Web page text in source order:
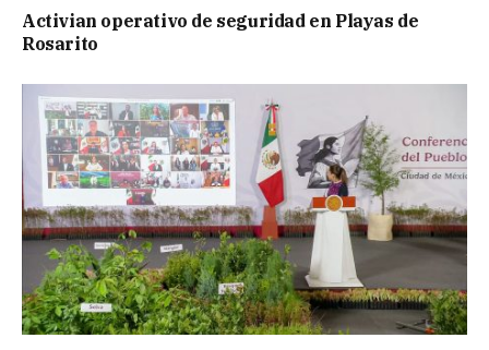
Activian operativo de seguridad en Playas de
Rosarito